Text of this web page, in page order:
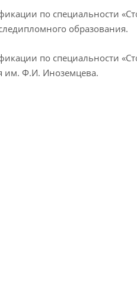
по специальности
образования.
по специальности
им. Ф.И. Иноземцева.